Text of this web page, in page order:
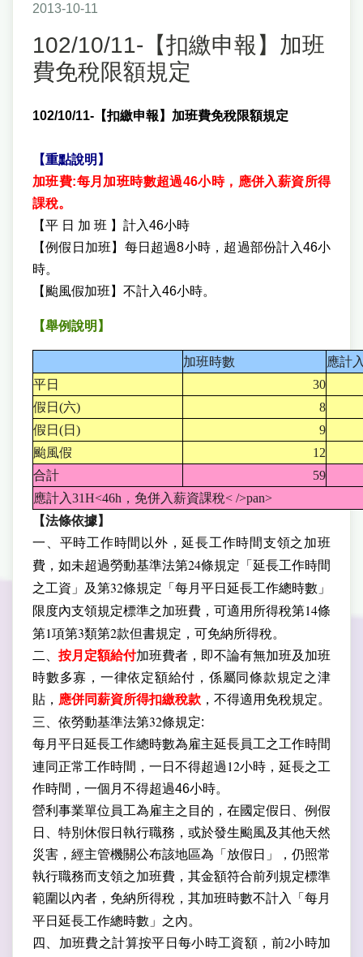
2013-10-11
102/10/11-【扣繳申報】加班
費免稅限額規定
102/10/11-【扣繳申報】加班費免稅限額規定
【重點說明】
加班費:每月加班時數超過46小時，應併入薪資所得
課稅。
【平 日 加 班 】計入46小時
【例假日加班】每日超過8小時，超過部份計入46小
時。
【颱風假加班】不計入46小時。
【舉例說明】
加班時數
應計
平日
30
假日(六)
8
假日(日)
9
颱風假
12
合計
59
應計入31H<46h，免併入薪資課稅< />pan>
【法條依據】
一、平時工作時間以外，延長工作時間支領之加班
費，如未超過勞動基準法第24條規定「延長工作時間
之工資」及第32條規定「每月平日延長工作總時數」
限度內支領規定標準之加班費，可適用所得稅第14條
第1項第3類第2款但書規定，可免納所得稅。
二、 按月定額給付加班費者，即不論有無加班及加班
時數多寡，一律依定額給付，係屬同條款規定之津
貼， 應併同薪資所得扣繳稅款 ，不得適用免稅規定。
三、依勞動基準法第32條規定:
每月平日延長工作總時數為雇主延長員工之工作時間
連同正常工作時間，一日不得超過 12小時，延長之工
作時間，一個月不得超過46小時。
營利事業單位員工為雇主之目的，在國定假日、例假
日、特別休假日執行職務，或於發生颱風及其他天然
災害，經主管機關公布該地區為「放假日」，仍照常
執行職務而支領之加班費，其金額符合前列規定標準
範圍以內者，免納所得稅，其加班時數不計入「每月
平日延長工作總時數」之內。
四、加班費之計算按平日每小時工資額，前2小時加